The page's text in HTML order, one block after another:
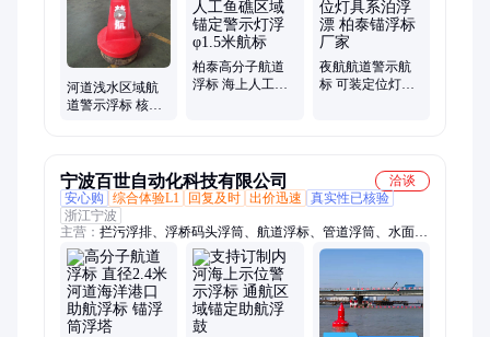
河道浅水区域航
道警示浮标 核心
柏泰高分子航道
浮标 海上人工鱼
夜航航道警示航
标 可装定位灯具
宁波百世自动化科技有限公司
洽谈
安心购
综合体验L1 回复及时 出价迅速
真实性已核验
浙江宁波
主营： 拦污浮排、浮桥码头浮筒、航道浮标、管道浮筒、水面警
示浮筒、浮筒、浮标